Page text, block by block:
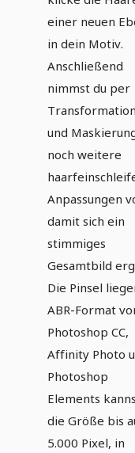
einer neuen
in dein Motiv.
Anschließend
nimmst du per
und
noch weitere
Anpassungen
damit sich ein
stimmiges
Gesamtbild
Die Pinsel
ABR-Format
Photoshop CC,
Affinity Photo
Photoshop
Elements
die Größe bis
5.000 Pixel, in